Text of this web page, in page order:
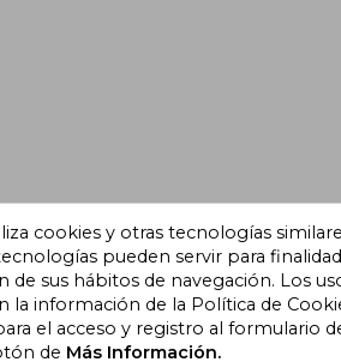
cookies y otras tecnologías
pueden servir para
sus hábitos de navegación. Los
la información de la Política de
el acceso y registro al formulario
de Más Información.